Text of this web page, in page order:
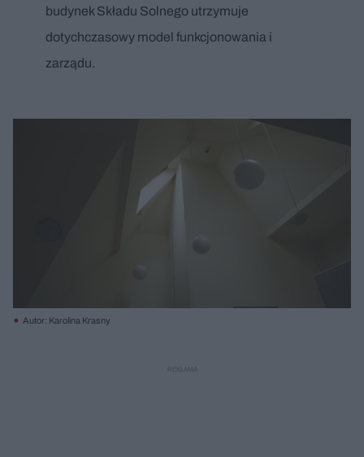
budynek Składu Solnego utrzymuje
dotychczasowy model funkcjonowania i
zarządu.
Autor: Karolina Krasny